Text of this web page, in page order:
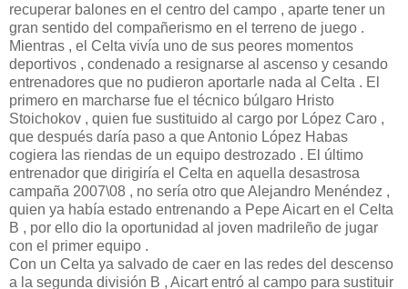
recuperar balones en el centro del campo , aparte tener un
gran sentido del compañerismo en el terreno de juego .
Mientras , el Celta vivía uno de sus peores momentos
deportivos , condenado a resignarse al ascenso y cesando
entrenadores que no pudieron aportarle nada al Celta . El
primero en marcharse fue el técnico búlgaro Hristo
Stoichokov , quien fue sustituido al cargo por López Caro ,
que después daría paso a que Antonio López Habas
cogiera las riendas de un equipo destrozado . El último
entrenador que dirigiría el Celta en aquella desastrosa
campaña 2007\08 , no sería otro que Alejandro Menéndez ,
quien ya había estado entrenando a Pepe Aicart en el Celta
B , por ello dio la oportunidad al joven madrileño de jugar
con el primer equipo .
Con un Celta ya salvado de caer en las redes del descenso
a la segunda división B , Aicart entró al campo para sustituir